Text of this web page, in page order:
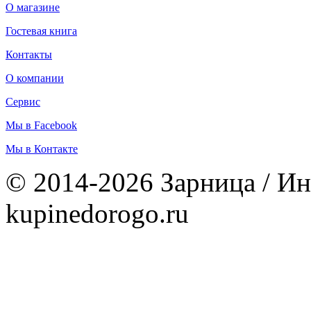
О магазине
Гостевая книга
Контакты
О компании
Сервис
Мы в Facebook
Мы в Контакте
© 2014-2026 Зарница /
kupinedorogo.ru